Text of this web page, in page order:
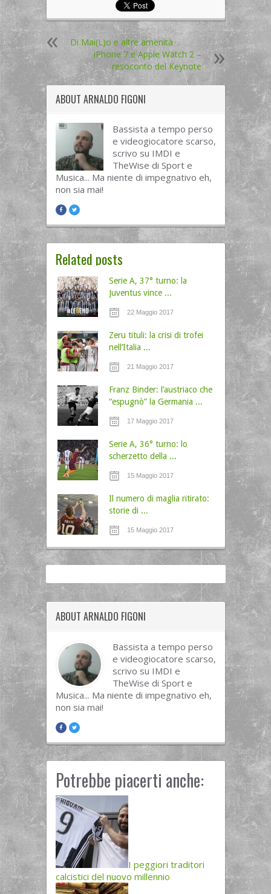
Di Mai(L)o e altre amenità
iPhone 7 e Apple Watch 2 –
resoconto del Keynote
ABOUT ARNALDO FIGONI
Bassista a tempo perso
e videogiocatore scarso,
scrivo su IMDI e
TheWise di Sport e
Musica... Ma niente di impegnativo eh,
non sia mai!
Related posts
Serie A, 37° turno: la
Juventus vince ...
22 Maggio 2017
Zeru tituli: la crisi di trofei
nell’Italia ...
21 Maggio 2017
Franz Binder: l’austriaco che
“espugnò” la Germania ...
17 Maggio 2017
Serie A, 36° turno: lo
scherzetto della ...
15 Maggio 2017
Il numero di maglia ritirato:
storie di ...
15 Maggio 2017
ABOUT ARNALDO FIGONI
Bassista a tempo perso
e videogiocatore scarso,
scrivo su IMDI e
TheWise di Sport e
Musica... Ma niente di impegnativo eh,
non sia mai!
Potrebbe piacerti anche:
I peggiori traditori
calcistici del nuovo millennio